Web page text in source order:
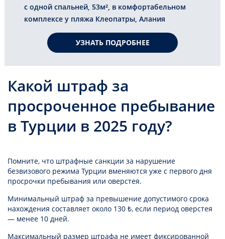
с одной спальней, 53м², в комфортабельном
комплексе у пляжа Клеопатры, Алания
УЗНАТЬ ПОДРОБНЕЕ
Какой штраф за
просроченное пребывание
в Турции в 2025 году?
Помните, что штрафные санкции за нарушение
безвизового режима Турции вменяются уже с первого дня
просрочки пребывания или оверстея.
Минимальный штраф за превышение допустимого срока
нахождения составляет около 130 ₺, если период оверстея
— менее 10 дней.
Максимальный размер штрафа не имеет фиксированной